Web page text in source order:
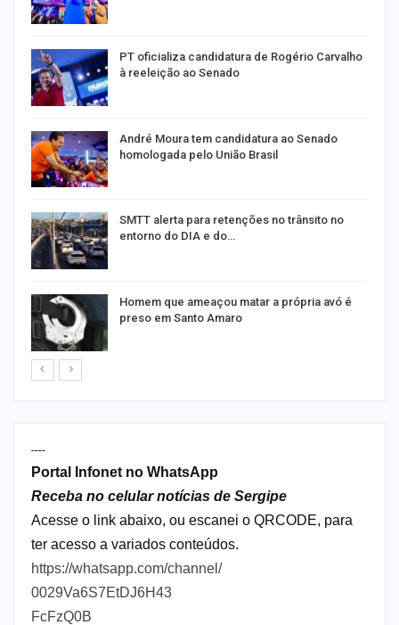
PT oficializa candidatura de Rogério Carvalho
à reeleição ao Senado
André Moura tem candidatura ao Senado
homologada pelo União Brasil
SMTT alerta para retenções no trânsito no
entorno do DIA e do…
Homem que ameaçou matar a própria avó é
preso em Santo Amaro
----
Portal Infonet no WhatsApp
Receba no celular notícias de Sergipe
Acesse o link abaixo, ou escanei o QRCODE, para
ter acesso a variados conteúdos.
https://whatsapp.com/channel/
0029Va6S7EtDJ6H43
FcFzQ0B